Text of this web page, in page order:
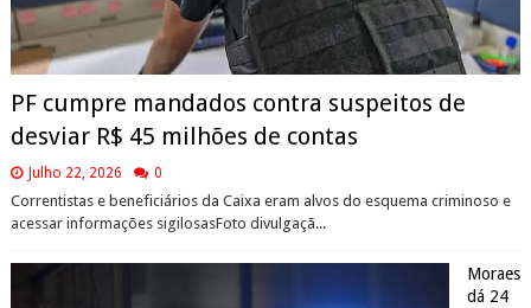
PF cumpre mandados contra suspeitos de
desviar R$ 45 milhões de contas
Julho 22, 2026 0
Correntistas e beneficiários da Caixa eram alvos do esquema criminoso e
acessar informações sigilosasFoto divulgaçã...
Moraes
dá 24